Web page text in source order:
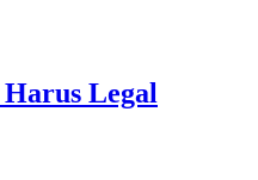
Legal